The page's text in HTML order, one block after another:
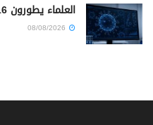
العلماء يطورون 16 فيروسًا مصممًا بالذكاء الاصطناعي